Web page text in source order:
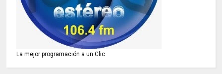
La mejor programación a un Clic